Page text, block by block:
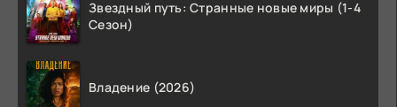
Звездный путь: Странные новые миры (1-4
Сезон)
Владение (2026)